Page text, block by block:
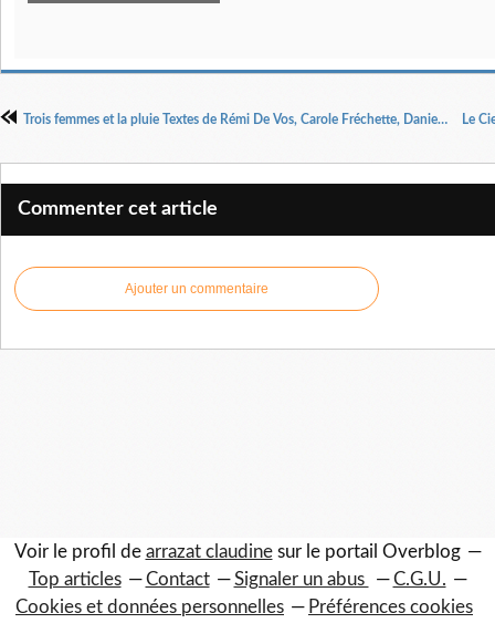
Trois femmes et la pluie Textes de Rémi De Vos, Carole Fréchette, Daniel Keene Mise en scène Laurent Fréchuret
Commenter cet article
Ajouter un commentaire
Voir le profil de arrazat claudinesur le portail Overblog
Top articles
Contact Signaler un abus
C.G.U.
Cookies et données personnelles
Préférences cookies